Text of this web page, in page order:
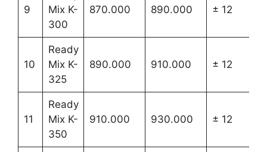
9
Mix K-
300
870.000 890.000 ± 12
10
Ready
Mix K-
325
890.000 910.000 ± 12
11
Ready
Mix K-
350
910.000 930.000 ± 12